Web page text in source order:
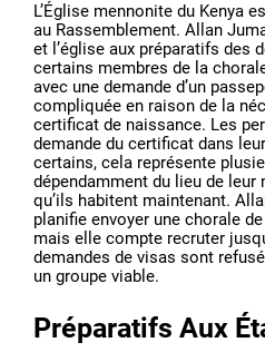
L’Église mennonite du Kenya
au Rassemblement. Allan
et l’église aux préparatifs des
certains membres de la
avec une demande d’un
compliquée en raison de la
certificat de naissance. Les
demande du certificat dans
certains, cela représente
dépendamment du lieu de
qu’ils habitent maintenant.
planifie envoyer une chorale
mais elle compte recruter
demandes de visas sont
un groupe viable.
Préparatifs Aux